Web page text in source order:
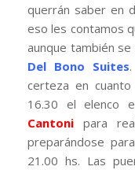
querrán saber en
eso les contamos
aunque también
Del Bono Suites
certeza en
16.30 el elenco
Cantoni para
preparándose
21.00 hs. Las